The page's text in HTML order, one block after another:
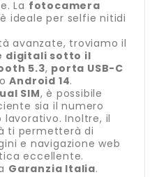
La fotocamera
è ideale per selfie nitidi
avanzate, troviamo il
digitali sotto il
5.3, porta USB-C
Android 14.
SIM, è possibile
sia il numero
lavorativo. Inoltre, il
ti permetterà di
e navigazione web
eccellente.
Garanzia Italia.